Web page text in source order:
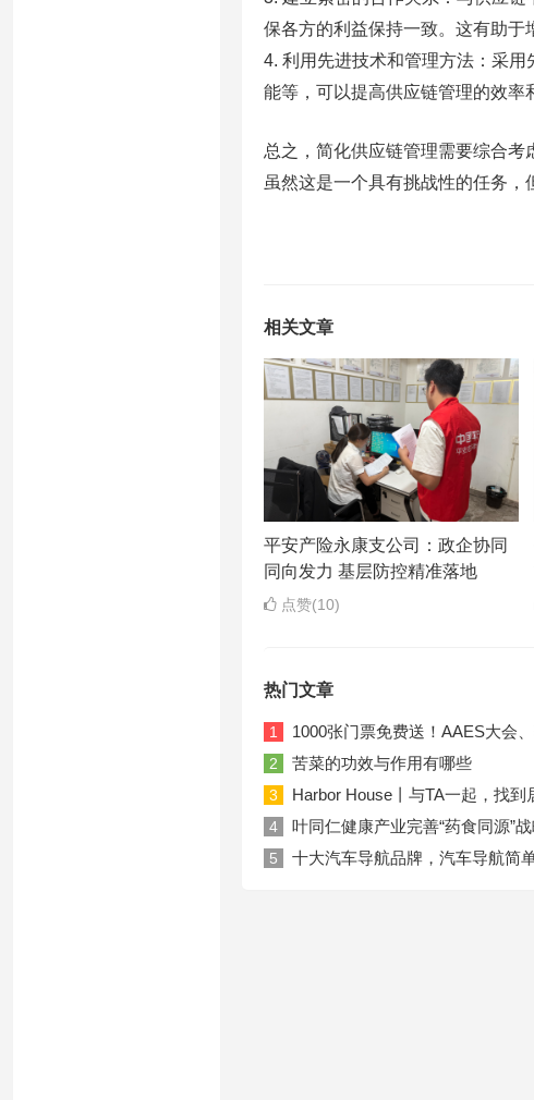
保各方的利益保持一致。这有助于
4. 利用先进技术和管理方法：采
能等，可以提高供应链管理的效率
总之，简化供应链管理需要综合考
虽然这是一个具有挑战性的任务，
相关文章
平安产险永康支公司：政企协同
同向发力 基层防控精准落地
点赞(10)
热门文章
1 1000张门票免费送！AAES大会
2 苦菜的功效与作用有哪些
3 Harbor House丨与TA一起，找到
4 叶同仁健康产业完善“药食同源”
5 十大汽车导航品牌，汽车导航简